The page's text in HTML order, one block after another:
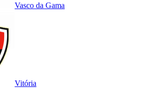
Vasco da Gama
Vitória